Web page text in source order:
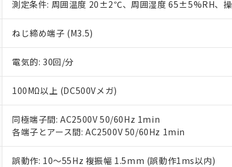
測定条件: 周囲温度 20±2℃、周囲湿度 65±5%RH、
ねじ締め端子 (M3.5)
電気的: 30回/分
100MΩ以上 (DC500Vメガ)
同極端子間: AC2500V 50/60Hz 1min
各端子とアース間: AC2500V 50/60Hz 1min
誤動作: 10～55Hz 複振幅 1.5mm (誤動作1ms以内)
在庫状況および標準価格照会結果は、記載し
のであり、閲覧された時点での実際の在庫お
い。
正式な納期状況および標準価格はお客様のお
当社販売員にご相談ください。
オムロン制御機器販売店や当社販売拠点は「
す。
マイパーツ機能（部品リスト作成サービス）
ている必要があります。
お客様が当ウェブサイト上で当社にご登録さ
が、当社の製品・サービスに関するお客様と
さい。
ル（DBP） 1000ppm以下、フタル酸ジイソブチル (DIBP)
※2 対応予定月
※3 非含有証明書ダウンロード
下記の非含有証明書をダウンロードすることができま
*中国RoHS10物質の基準値 (GB/T26572)：
Pb(鉛) :1000ppm、 Hg(水銀) : 1000ppm、 Cd(カドミウム) :
Cr(Ⅵ)(六価クロム) : 1000ppm、 PBBs(ポリ臭化ビフェニル類) :
DBP(フタル酸ジブチル) : 1000ppm、 DIBP(フタル酸ジイソブチ
DEHP(フタル酸ビス(2-エチルヘキシル)) : 1000ppm
※2 環境保護使用期限
「ｅ」：有害物質（10物質）のすべてが基準値以下
味します。
「－」：未確認です。当社販売部門へお問い合わせ
当社は規制貨物を破棄する場合は、完全に破
ます。
当社は貴社製品を、核兵器、ミサイル、化学
置等に一切使用いたしません。
当社は、貴社製品を第三者に販売する場合は
また当社は、販売先および販売に係わる関係
合意する
○ 一定数以上の在庫あり
△ 一定数には満たないが在庫あり
－
在庫なし(最新の在庫状況については、お
機器販売店・当社販売員にご確認ください)
空
受注生産機種、また在庫状況の情報を公開